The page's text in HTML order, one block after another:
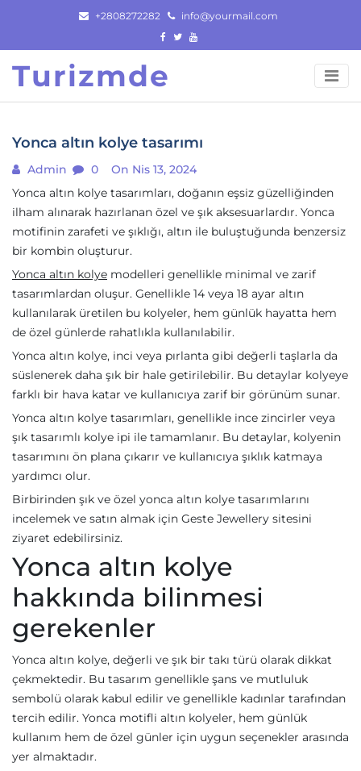
content
+2808272282 info@yourmail.com
Turizmde
Yonca altın kolye tasarımı
Admin 0
On Nis 13, 2024
Yonca altın kolye tasarımları, doğanın eşsiz güzelliğinden
ilham alınarak hazırlanan özel ve şık aksesuarlardır. Yonca
motifinin zarafeti ve şıklığı, altın ile buluştuğunda benzersiz
bir kombin oluşturur.
Yonca altın kolye modelleri genellikle minimal ve zarif
tasarımlardan oluşur. Genellikle 14 veya 18 ayar altın
kullanılarak üretilen bu kolyeler, hem günlük hayatta hem
de özel günlerde rahatlıkla kullanılabilir.
Yonca altın kolye, inci veya pırlanta gibi değerli taşlarla da
süslenerek daha şık bir hale getirilebilir. Bu detaylar kolyeye
farklı bir hava katar ve kullanıcıya zarif bir görünüm sunar.
Yonca altın kolye tasarımları, genellikle ince zincirler veya
şık tasarımlı kolye ipi ile tamamlanır. Bu detaylar, kolyenin
tasarımını ön plana çıkarır ve kullanıcıya şıklık katmaya
yardımcı olur.
Birbirinden şık ve özel yonca altın kolye tasarımlarını
incelemek ve satın almak için Geste Jewellery sitesini
ziyaret edebilirsiniz.
Yonca altın kolye
hakkında bilinmesi
gerekenler
Yonca altın kolye, değerli ve şık bir takı türü olarak dikkat
çekmektedir. Bu tasarım genellikle şans ve mutluluk
sembolü olarak kabul edilir ve genellikle kadınlar tarafından
tercih edilir. Yonca motifli altın kolyeler, hem günlük
kullanım hem de özel günler için uygun seçenekler arasında
yer almaktadır.